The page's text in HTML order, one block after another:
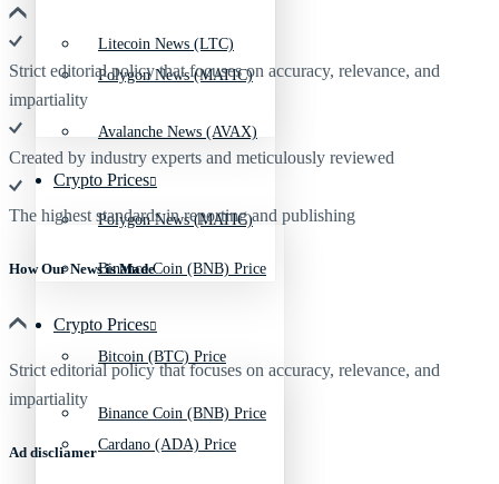
Polygon News (MATIC)
Crypto Prices
Binance Coin (BNB) Price
Bitcoin (BTC) Price
Cardano (ADA) Price
Litecoin News (LTC)
Avalanche News (AVAX)
Polygon News (MATIC)
Crypto Prices
Binance Coin (BNB) Price
Strict editorial policy that focuses on accuracy, relevance, and
impartiality
Created by industry experts and meticulously reviewed
The highest standards in reporting and publishing
How Our News is Made
Strict editorial policy that focuses on accuracy, relevance, and
impartiality
Ad discliamer